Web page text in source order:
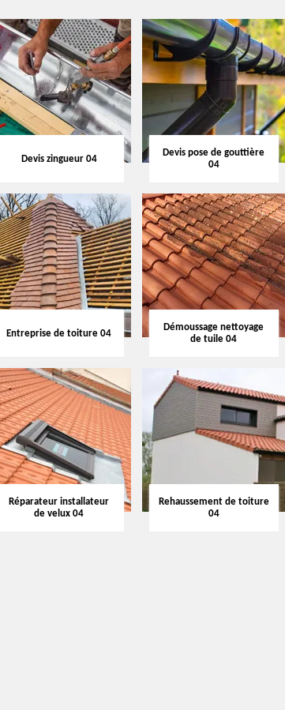
Devis zingueur 04
Devis pose de gouttière
04
Entreprise de toiture 04
Démoussage nettoyage
de tuile 04
Réparateur installateur
de velux 04
Rehaussement de toiture
04